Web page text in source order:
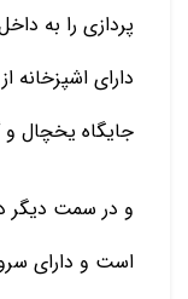
پردازی را به
دارای اشپزخانه
جایگاه یخچال و
و در سمت دیگر
است و دارای